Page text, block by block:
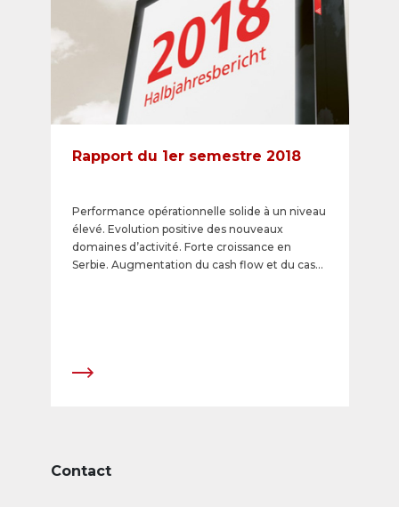
Rapport du 1er semestre 2018
Performance opérationnelle solide à un niveau
élevé. Evolution positive des nouveaux
domaines d’activité. Forte croissance en
Serbie. Augmentation du cash flow et du cash
Contact